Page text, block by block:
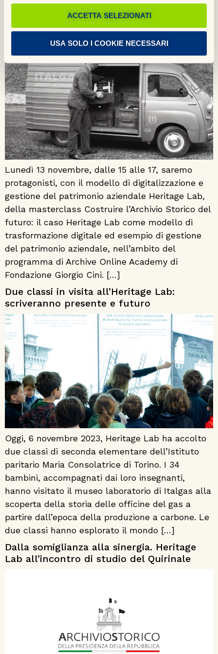
ACCETTA SELEZIONATI
USA SOLO I COOKIE NECESSARI
Heritage Lab e ARCHiVe presentano:
costruire l’Archivio Storico del futuro
Lunedì 13 novembre, dalle 15 alle 17, saremo
protagonisti, con il modello di digitalizzazione e
gestione del patrimonio aziendale Heritage Lab,
della masterclass Costruire l’Archivio Storico del
futuro: il caso Heritage Lab come modello di
trasformazione digitale ed esempio di gestione
del patrimonio aziendale, nell’ambito del
programma di Archive Online Academy di
Fondazione Giorgio Cini. […]
Due classi in visita all’Heritage Lab:
scriveranno presente e futuro
Oggi, 6 novembre 2023, Heritage Lab ha accolto
due classi di seconda elementare dell’Istituto
paritario Maria Consolatrice di Torino. I 34
bambini, accompagnati dai loro insegnanti,
hanno visitato il museo laboratorio di Italgas alla
scoperta della storia delle officine del gas a
partire dall’epoca della produzione a carbone. Le
due classi hanno esplorato il mondo […]
Dalla somiglianza alla sinergia. Heritage
Lab all’incontro di studio del Quirinale